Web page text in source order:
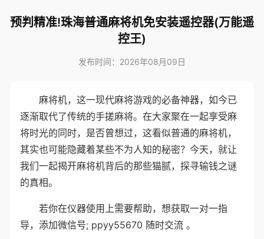
预判精准!珠海普通麻将机免安装遥控器(万能遥
控王)
发布时间：2026年08月09日
麻将机，这一现代麻将游戏的必备神器，如今已
逐渐取代了传统的手搓麻将。在大家聚在一起享受麻
将时光的同时，是否曾想过，这看似普通的麻将机，
其实也可能隐藏着某些不为人知的秘密？今天，就让
我们一起揭开麻将机背后的那些猫腻，探寻输钱之谜
的真相。
若你在仪器使用上需要帮助，想获取一对一指
导，添加微信号; ppyy55670 随时交流 。